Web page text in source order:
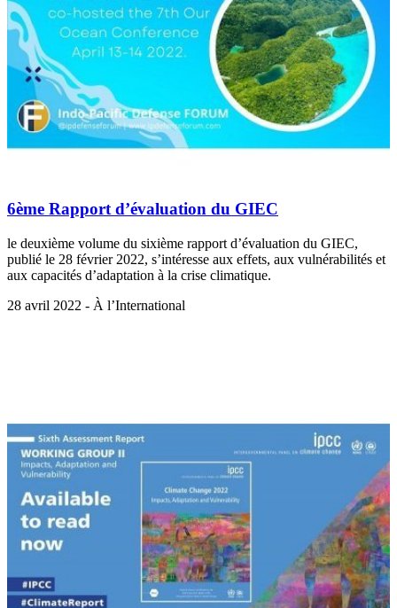
6ème Rapport d’évaluation du GIEC
le deuxième volume du sixième rapport d’évaluation du GIEC,
publié le 28 février 2022, s’intéresse aux effets, aux vulnérabilités et
aux capacités d’adaptation à la crise climatique.
28 avril 2022 - À l’International